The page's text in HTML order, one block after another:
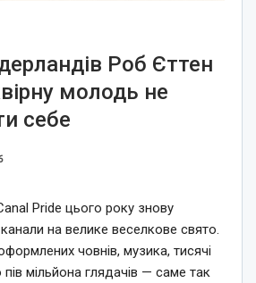
Роб Єттен
молодь не
себе
Pride цього року знову
на велике веселкове свято.
човнів, музика, тисячі
пів мільйона глядачів — саме так